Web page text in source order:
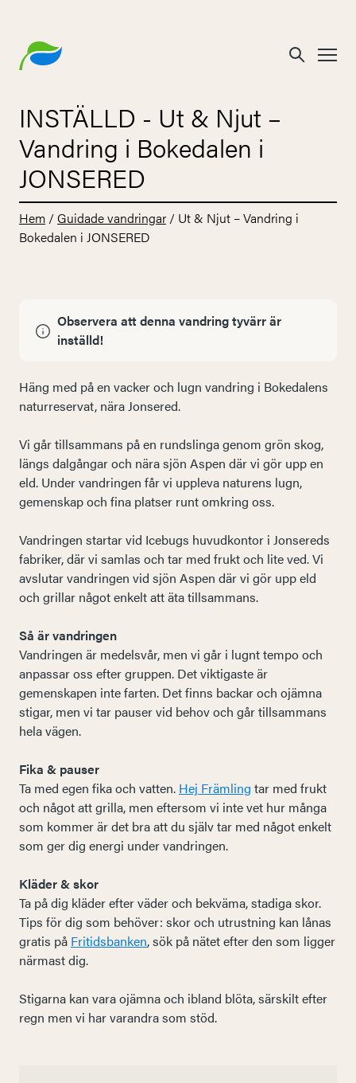
INSTÄLLD - Ut & Njut –
Vandring i Bokedalen i
JONSERED
Hem / Guidade vandringar / Ut & Njut – Vandring i
Bokedalen i JONSERED
Observera att denna vandring tyvärr är
inställd!
Häng med på en vacker och lugn vandring i Bokedalens
naturreservat, nära Jonsered.
Vi går tillsammans på en rundslinga genom grön skog,
längs dalgångar och nära sjön Aspen där vi gör upp en
eld. Under vandringen får vi uppleva naturens lugn,
gemenskap och fina platser runt omkring oss.
Vandringen startar vid Icebugs huvudkontor i Jonsereds
fabriker, där vi samlas och tar med frukt och lite ved. Vi
avslutar vandringen vid sjön Aspen där vi gör upp eld
och grillar något enkelt att äta tillsammans.
Så är vandringen
Vandringen är medelsvår, men vi går i lugnt tempo och
anpassar oss efter gruppen. Det viktigaste är
gemenskapen inte farten. Det finns backar och ojämna
stigar, men vi tar pauser vid behov och går tillsammans
hela vägen.
Fika & pauser
Ta med egen fika och vatten. Hej Främling tar med frukt
och något att grilla, men eftersom vi inte vet hur många
som kommer är det bra att du själv tar med något enkelt
som ger dig energi under vandringen.
Kläder & skor
Ta på dig kläder efter väder och bekväma, stadiga skor.
Tips för dig som behöver: skor och utrustning kan lånas
gratis på Fritidsbanken, sök på nätet efter den som ligger
närmast dig.
Stigarna kan vara ojämna och ibland blöta, särskilt efter
regn men vi har varandra som stöd.